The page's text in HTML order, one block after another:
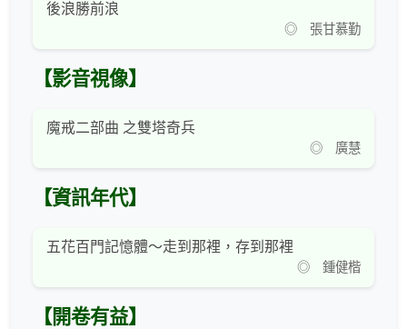
後浪勝前浪
◎ 張甘慕勤
【影音視像】
魔戒二部曲 之雙塔奇兵
◎ 廣慧
【資訊年代】
五花百門記憶體～走到那裡，存到那裡
◎ 鍾健楷
【開卷有益】